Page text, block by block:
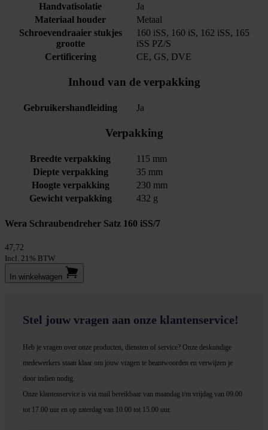
Handvatisolatie
Ja
Materiaal houder
Metaal
Schroevendraaier stukjes
grootte
160 iSS, 160 iS, 162 iSS, 165
iSS PZ/S
Certificering
CE, GS, DVE
Inhoud van de verpakking
Gebruikershandleiding Ja
Verpakking
Breedte verpakking
115 mm
Diepte verpakking
35 mm
Hoogte verpakking
230 mm
Gewicht verpakking
432 g
Wera Schraubendreher Satz 160 iSS/7
47,72
Incl. 21% BTW
In winkel­wagen
Stel jouw vragen aan onze klantenservice!
Heb je vragen over onze producten, diensten of service? Onze deskundige
medewerkers staan klaar om jouw vragen te beantwoorden en verwijzen je
door indien nodig.
Onze klantenservice is via mail bereikbaar van maandag t/m vrijdag van 09.00
tot 17.00 uur en op zaterdag van 10.00 tot 15.00 uur.